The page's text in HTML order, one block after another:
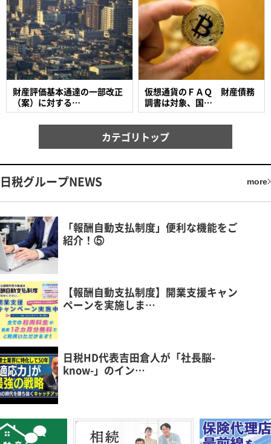
仮想通貨のＦＡＱ 財産債務
調書は対象、国…
財産評価基本通達の一部改正
（案）に対する…
カテゴリトップ
日税グループNEWS more
「報酬自動支払制度」便利な機能をご
紹介！⑤
【報酬自動支払制度】開業支援キャン
ペーンを実施しま…
日税HD代表吉田倉人が「社長脳-
know-」のイン…